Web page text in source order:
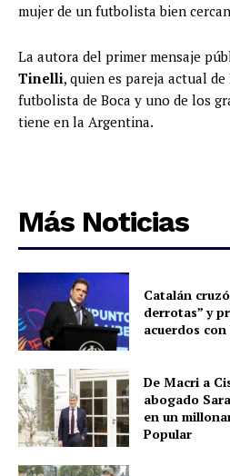
mujer de un futbolista bien
La autora del primer mensaje
Tinelli, quien es pareja actual de
futbolista de Boca y uno de los
tiene en la Argentina.
Más Noticias
Catalán
derrotas” y
acuerdos
De Macri a
abogado
en un
Popular